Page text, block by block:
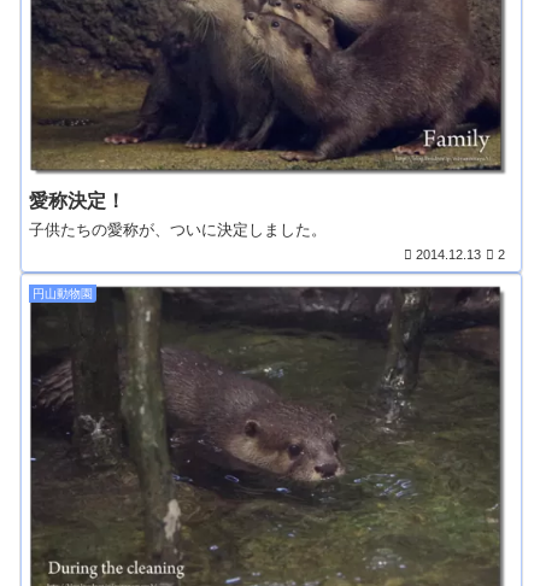
愛称決定！
子供たちの愛称が、ついに決定しました。
2014.12.13 2
円山動物園